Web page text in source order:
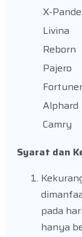
X-
Livina
Reborn
Pajero
Fortuner
Alphard
Camry
Syarat dan
pada
hanya